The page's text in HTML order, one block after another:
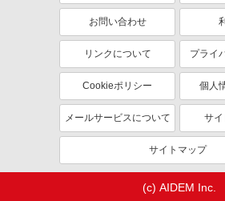
お問い合わせ
リンクについて プライ
Cookieポリシー 個人
メールサービスについて サ
サイトマップ
(c) AIDEM Inc.